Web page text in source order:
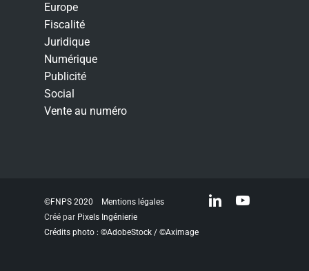
Europe
Fiscalité
Juridique
Numérique
Publicité
Social
Vente au numéro
©FNPS 2020
Mentions légales
Créé par Pixels Ingénierie
Crédits photo : ©AdobeStock / ©Aximage
linkedinyoutube